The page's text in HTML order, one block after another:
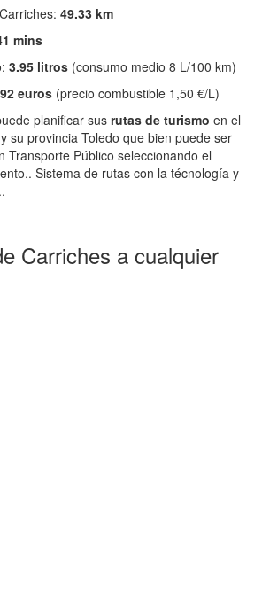
49.33 km
mins
3.95 litros (consumo medio 8 L/100 km)
euros (precio combustible 1,50 €/L)
planificar sus rutas de turismo en el
su provincia Toledo que bien puede ser
Transporte Público seleccionando el
Sistema de rutas con la técnología y
Carriches a cualquier